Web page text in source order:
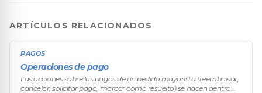
ARTÍCULOS RELACIONADOS
PAGOS
Operaciones de pago
Las acciones sobre los pagos de un pedido mayorista (reembolsar,
cancelar, solicitar pago, marcar como resuelto) se hacen dentro